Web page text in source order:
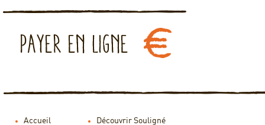
Accueil
Découvrir Souligné